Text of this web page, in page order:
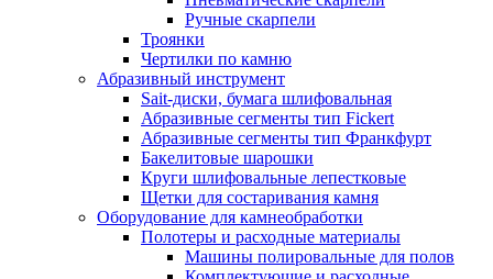
Ручные скарпели
Троянки
Чертилки по камню
Абразивный инструмент
Sait-диски, бумага шлифовальная
Абразивные сегменты тип Fickert
Абразивные сегменты тип Франкфурт
Бакелитовые шарошки
Круги шлифовальные лепестковые
Щетки для состаривания камня
Оборудование для камнеобработки
Полотеры и расходные материалы
Машины полировальные для полов